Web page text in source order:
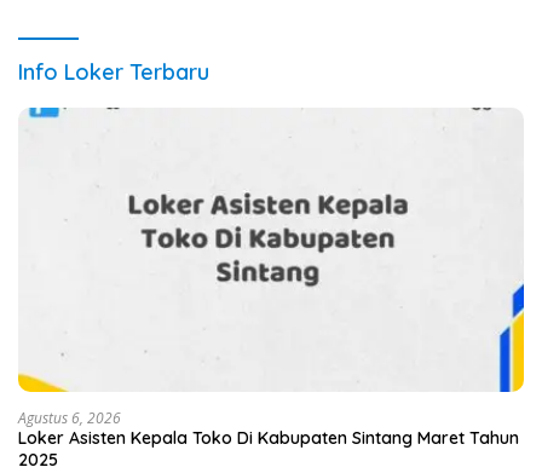
Info Loker Terbaru
Agustus 6, 2026
Loker Asisten Kepala Toko Di Kabupaten Sintang Maret Tahun
2025